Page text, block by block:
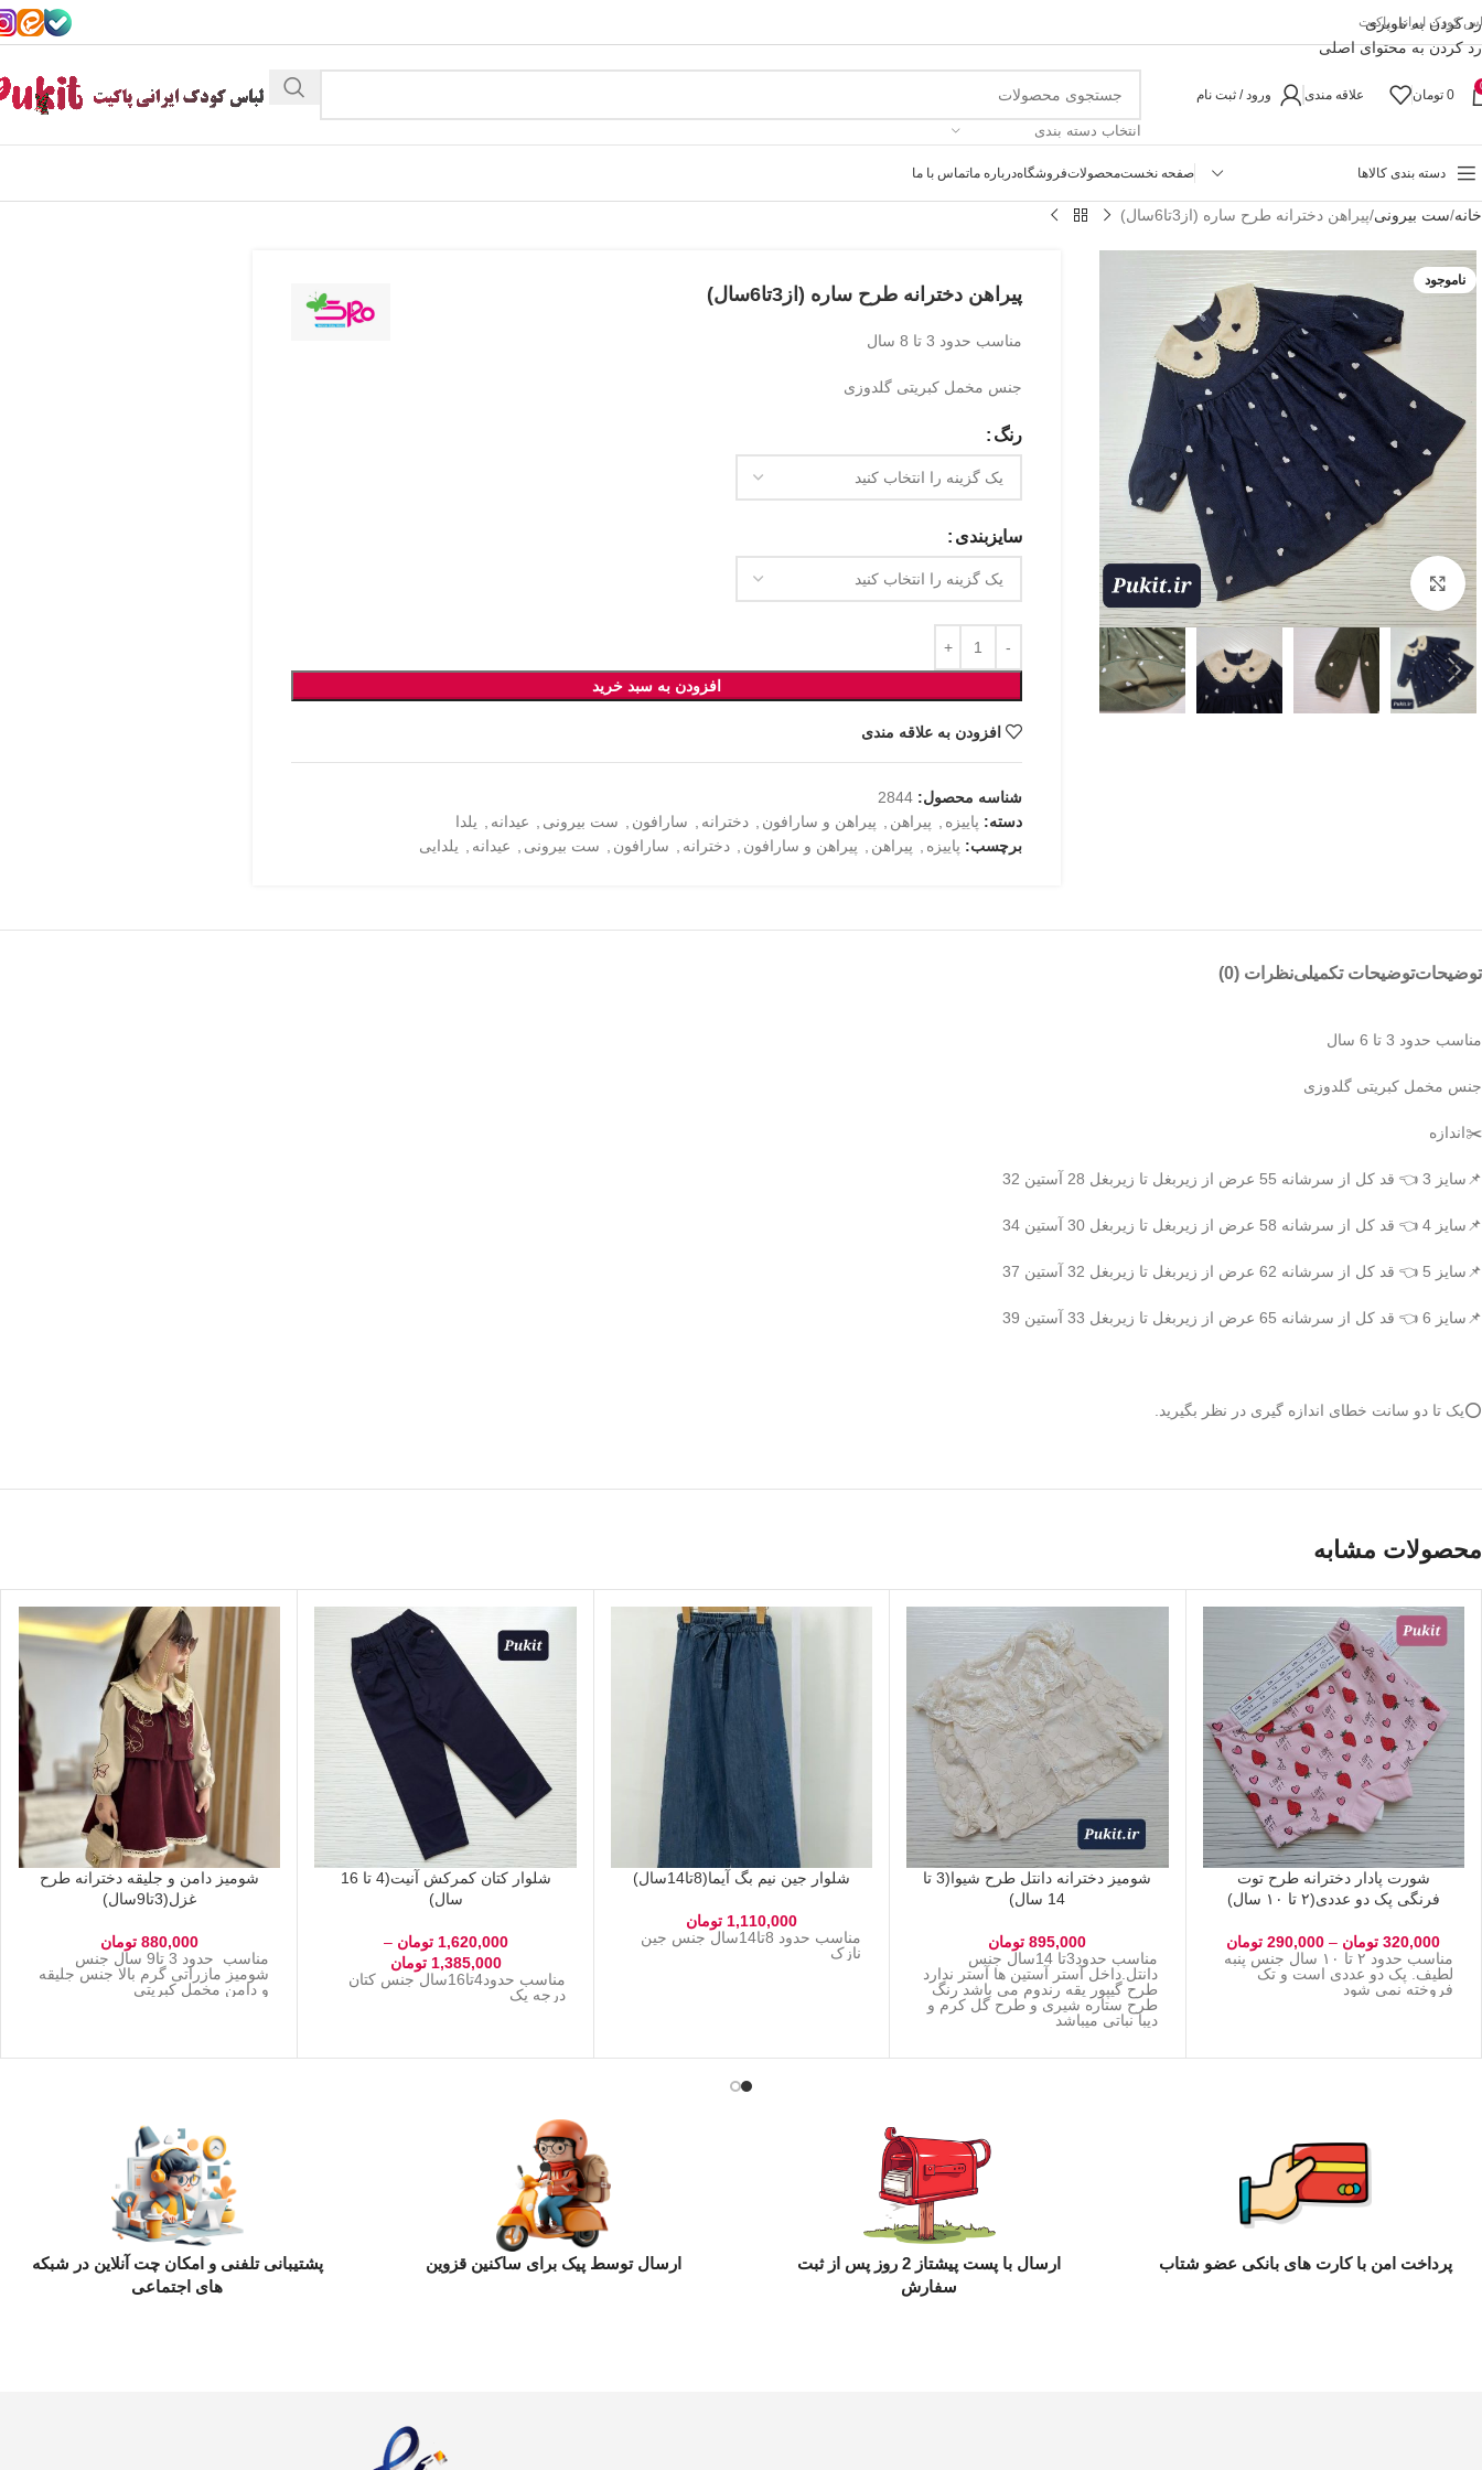
رد کردن به ناوبری
رد کردن به محتوای اصلی
کودک ایرانی پاکیت
0 تومان علاقه مندی ورود / ثبت نام
انتخاب دسته بندی
دسته بندی کالاها صفحه نخستمحصولاتفروشگاهدرباره ماتماس با ما
خانه ست بیرونی پیراهن دخترانه طرح ساره (از3تا6سال)
ناموجود
بزرگنمایی تصویر
پیراهن دخترانه طرح ساره (از3تا6سال)
مناسب حدود 3 تا 8 سال
جنس مخمل کبریتی گلدوزی
رنگ
سایزبندی
افزودن به سبد خرید
افزودن به علاقه مندی
شناسه محصول: 2844
دسته: پاییزه پیراهن پیراهن و سارافون دخترانه سارافون ست بیرونی عیدانه
یلدا
برچسب: پاییزه پیراهن پیراهن و سارافون دخترانه سارافون ست بیرونی عیدانه یلدایی
توضیحاتتوضیحات تکمیلینظرات (0)
مناسب حدود 3 تا 6 سال
جنس مخمل کبریتی گلدوزی
✂️اندازه
📌سایز 3 👈 قد کل از سرشانه 55 عرض از زیربغل تا زیربغل 28 آستین 32
📌سایز 4 👈 قد کل از سرشانه 58 عرض از زیربغل تا زیربغل 30 آستین 34
📌سایز 5 👈 قد کل از سرشانه 62 عرض از زیربغل تا زیربغل 32 آستین 37
📌سایز 6 👈 قد کل از سرشانه 65 عرض از زیربغل تا زیربغل 33 آستین 39
⭕️یک تا دو سانت خطای اندازه گیری در نظر بگیرید.
محصولات مشابه
شورت پادار دخترانه طرح توت
فرنگی پک دو عددی(۲ تا ۱۰ سال)
320,000 تومان –
290,000 تومان
مناسب حدود ۲ تا ۱۰ سال جنس پنبه
لطیف. پک دو عددی است و تک
فروخته نمی شود
شومیز دخترانه دانتل طرح شیوا(3 تا
14 سال)
895,000 تومان
مناسب حدود3تا 14سال جنس
دانتل.داخل آستر آستین ها آستر ندارد
طرح گیپور یقه رندوم می باشد رنگ
طرح ستاره شیری و طرح گل کرم و
دیبا نباتی میباشد
شلوار جین نیم بگ آیما(8تا14سال)
1,110,000 تومان
مناسب حدود 8تا14سال جنس جین
نازک
شلوار کتان کمرکش آنیت(4 تا 16
سال)
1,620,000 تومان –
1,385,000 تومان
مناسب حدود4تا16سال جنس کتان
درجه یک
شومیز دامن و جلیقه دخترانه طرح
غزل(3تا9سال)
880,000 تومان
مناسب حدود 3 تا9 سال جنس
شومیز مازراتی گرم بالا جنس جلیقه
و دامن مخمل کبریتی
پرداخت امن با کارت های بانکی عضو شتاب
ارسال با پست پیشتاز 2 روز پس از ثبت
سفارش
ارسال توسط پیک برای ساکنین قزوین
پشتیبانی تلفنی و امکان چت آنلاین در شبکه
های اجتماعی